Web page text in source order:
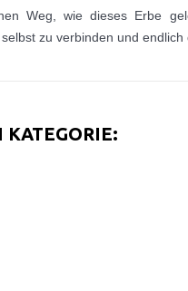
Weg, wie dieses Erbe
zu verbinden und
KATEGORIE: